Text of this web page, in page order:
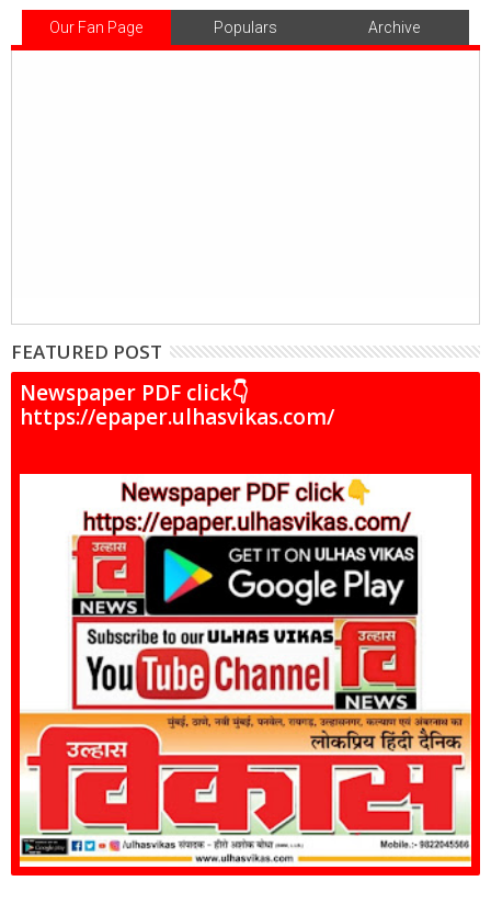
Our Fan Page Populars Archive
FEATURED POST
Newspaper PDF click👇
https://epaper.ulhasvikas.com/